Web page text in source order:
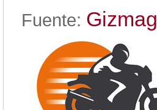
Fuente: Gizmag